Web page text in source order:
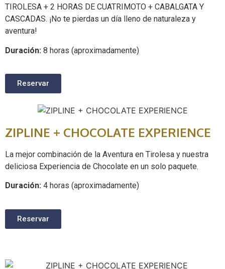
TIROLESA + 2 HORAS DE CUATRIMOTO + CABALGATA Y
CASCADAS. ¡No te pierdas un día lleno de naturaleza y
aventura!
Duración: 8 horas (aproximadamente)
Reservar
ZIPLINE + CHOCOLATE EXPERIENCE
La mejor combinación de la Aventura en Tirolesa y nuestra
deliciosa Experiencia de Chocolate en un solo paquete.
Duración: 4 horas (aproximadamente)
Reservar